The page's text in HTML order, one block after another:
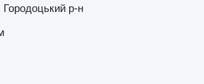
Городоцький р-н